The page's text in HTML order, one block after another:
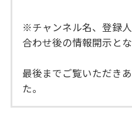
※チャンネル名、登録
合わせ後の情報開示とな
最後までご覧いただき
た。